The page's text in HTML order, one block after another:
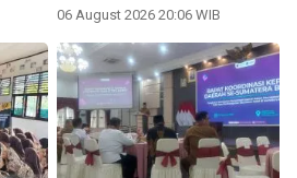
06 August 2026 20:06 WIB